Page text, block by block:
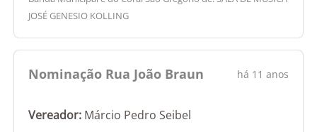
JOSÉ GENESIO KOLLING
Nominação Rua João Braun há 11 anos
Vereador: Márcio Pedro Seibel